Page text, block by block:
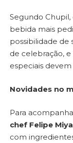
Segundo Chupil,
bebida mais
possibilidade de
de celebração,
especiais devem
Novidades no
Para
chef Felipe
com